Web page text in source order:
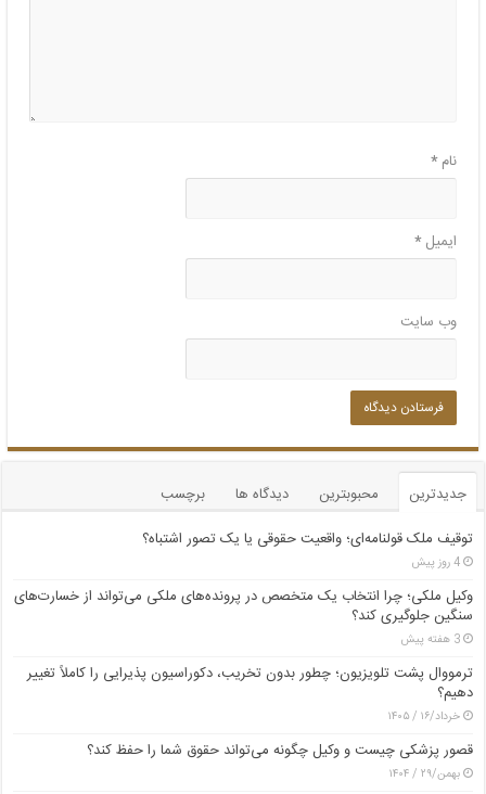
نام*
ایمیل*
وب‌ سایت
جدیدترین محبوبترین دیدگاه ها
برچسب
توقیف ملک قولنامه‌ای؛ واقعیت حقوقی یا یک تصور اشتباه؟
4 روز پیش
وکیل ملکی؛ چرا انتخاب یک متخصص در پرونده‌های ملکی می‌تواند از خسارت‌های
سنگین جلوگیری کند؟
3 هفته پیش
ترمووال پشت تلویزیون؛ چطور بدون تخریب، دکوراسیون پذیرایی را کاملاً تغییر
دهیم؟
خرداد/۱۶ / ۱۴۰۵
قصور پزشکی چیست و وکیل چگونه می‌تواند حقوق شما را حفظ کند؟
بهمن/۲۹ / ۱۴۰۴